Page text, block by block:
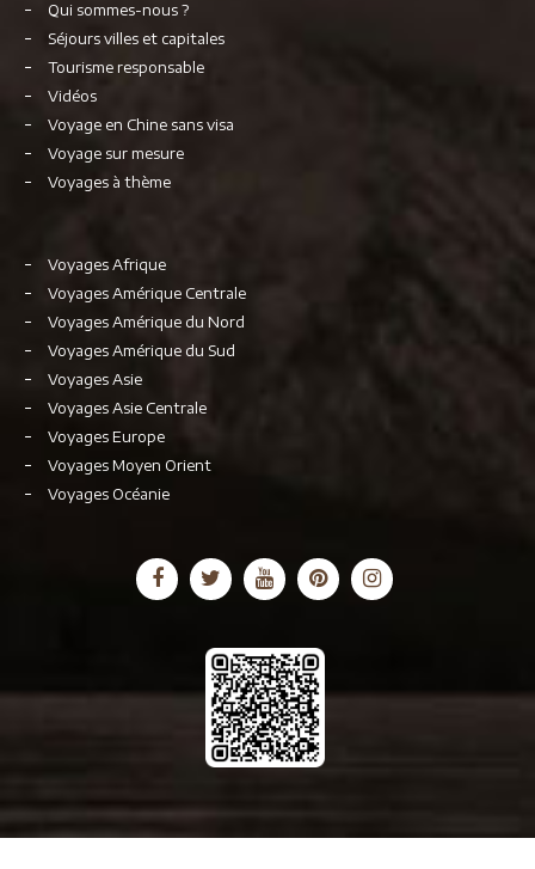
Qui sommes-nous ?
Séjours villes et capitales
Tourisme responsable
Vidéos
Voyage en Chine sans visa
Voyage sur mesure
Voyages à thème
Voyages Afrique
Voyages Amérique Centrale
Voyages Amérique du Nord
Voyages Amérique du Sud
Voyages Asie
Voyages Asie Centrale
Voyages Europe
Voyages Moyen Orient
Voyages Océanie